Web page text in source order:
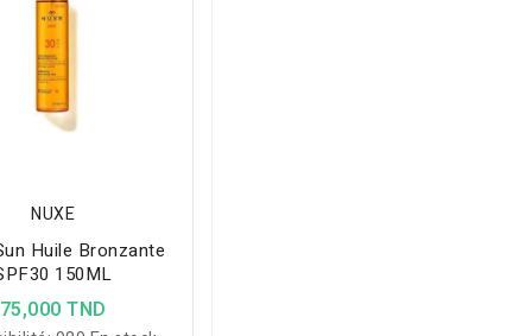
NUXE
Huile Bronzante
150ML
75,000 TND